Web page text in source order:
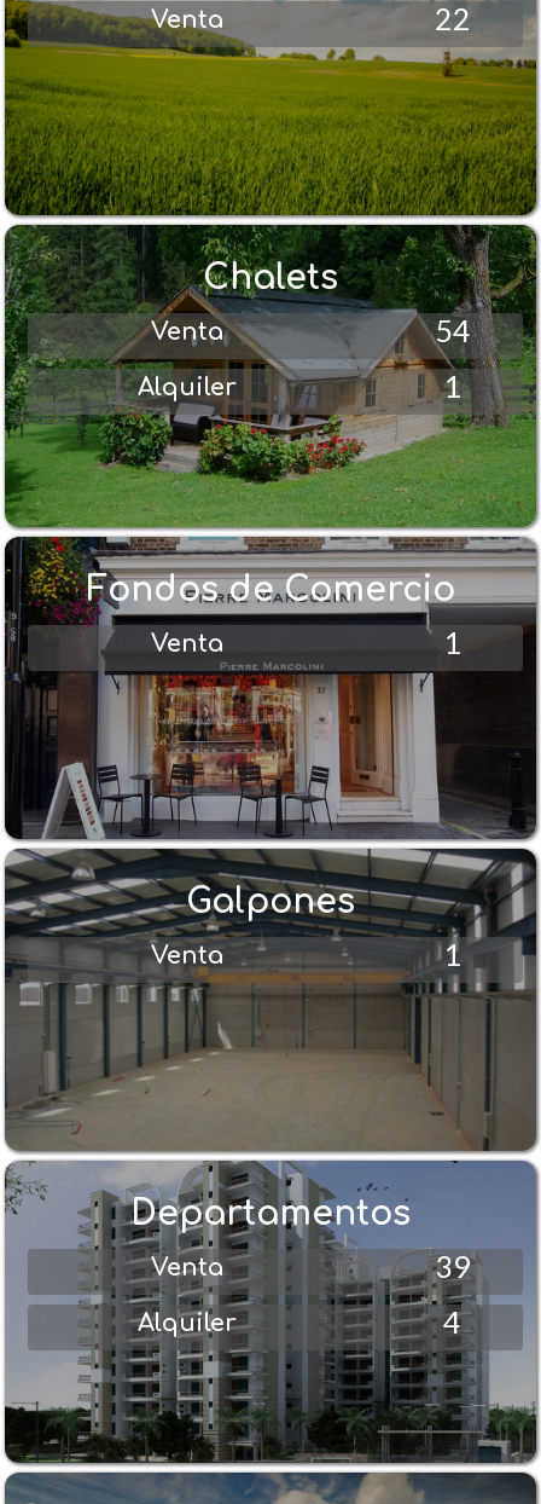
Venta 22
Chalets
Venta 54
Alquiler 1
Fondos de Comercio
Venta 1
Galpones
Venta 1
Departamentos
Venta 39
Alquiler 4